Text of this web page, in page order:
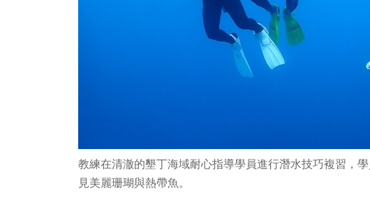
教練在清澈的墾丁海域耐心指導學員進行潛水技巧複習，
見美麗珊瑚與熱帶魚。